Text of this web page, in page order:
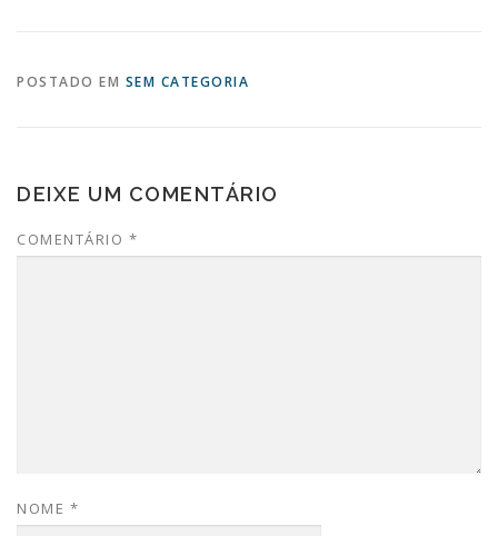
POSTADO EM SEM CATEGORIA
DEIXE UM COMENTÁRIO
COMENTÁRIO *
NOME *